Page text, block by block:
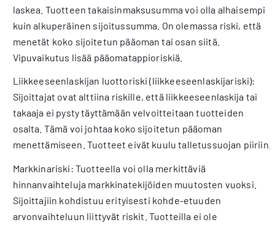
laskea. Tuotteen takaisinmaksusumma voi olla alhaisempi
kuin alkuperäinen sijoitussumma. On olemassa riski, että
menetät koko sijoitetun pääoman tai osan siitä.
Vipuvaikutus lisää pääomatappioriskiä.
Liikkeeseenlaskijan luottoriski (liikkeeseenlaskijariski):
Sijoittajat ovat alttiina riskille, että liikkeeseenlaskija tai
takaaja ei pysty täyttämään velvoitteitaan tuotteiden
osalta. Tämä voi johtaa koko sijoitetun pääoman
menettämiseen. Tuotteet eivät kuulu talletussuojan piiriin.
Markkinariski: Tuotteella voi olla merkittäviä
hinnanvaihteluja markkinatekijöiden muutosten vuoksi.
Sijoittajiin kohdistuu erityisesti kohde-etuuden
arvonvaihteluun liittyvät riskit. Tuotteilla ei ole